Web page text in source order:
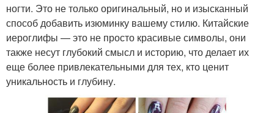
ногти. Это не только оригинальный, но и изысканный
способ добавить изюминку вашему стилю. Китайские
иероглифы — это не просто красивые символы, они
также несут глубокий смысл и историю, что делает их
еще более привлекательными для тех, кто ценит
уникальность и глубину.